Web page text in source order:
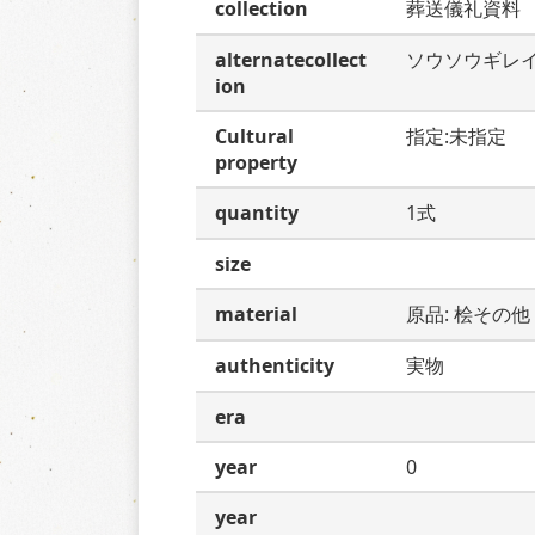
collection
葬送儀礼資料
alternatecollect
ion
ソウソウギレ
Cultural
property
指定:未指定
quantity
1式
size
material
原品: 桧その他
authenticity
実物
era
year
0
year